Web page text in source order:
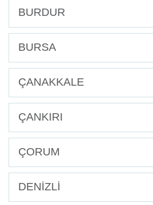
BURDUR
BURSA
ÇANAKKALE
ÇANKIRI
ÇORUM
DENİZLİ